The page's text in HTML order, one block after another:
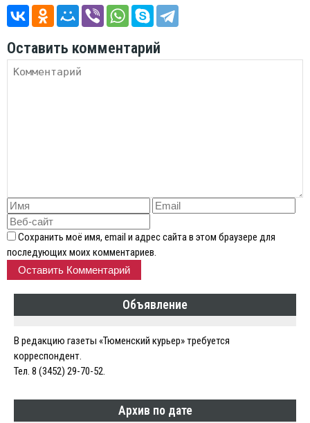
Оставить комментарий
Сохранить моё имя, email и адрес сайта в этом браузере для
последующих моих комментариев.
Объявление
В редакцию газеты «Тюменский курьер» требуется
корреспондент.
Тел. 8 (3452) 29-70-52.
Архив по дате